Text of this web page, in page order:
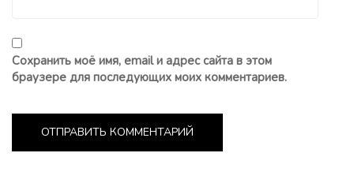
Сохранить моё имя, email и адрес сайта в этом
браузере для последующих моих комментариев.